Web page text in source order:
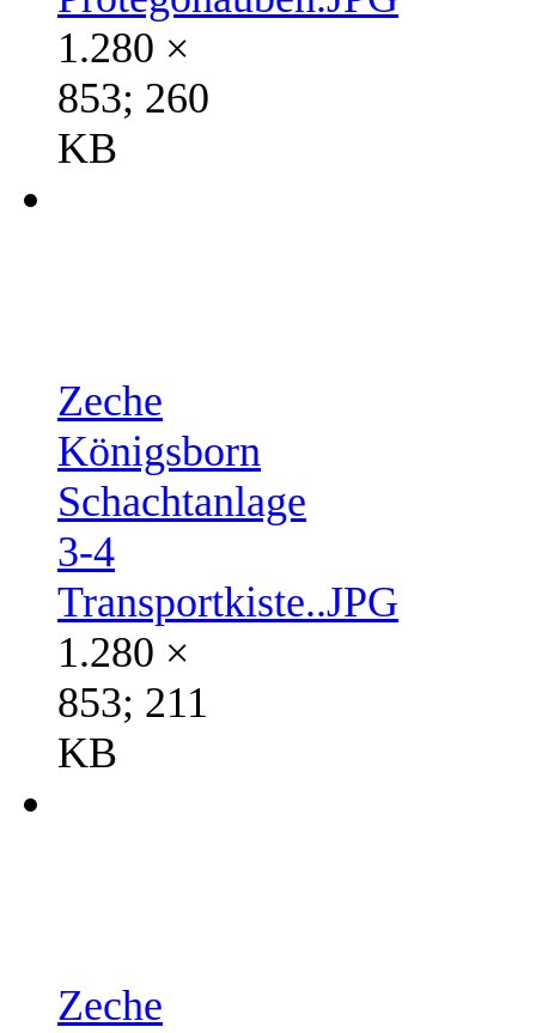
1.280 ×
853; 260
KB
Zeche
Königsborn
Schachtanlage
3-4
Transportkiste..JPG
1.280 ×
853; 211
KB
Zeche